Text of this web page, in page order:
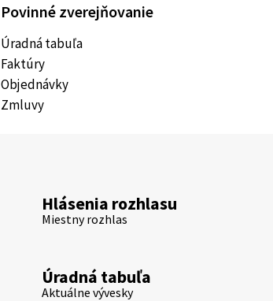
Povinné zverejňovanie
Úradná tabuľa
Faktúry
Objednávky
Zmluvy
Hlásenia rozhlasu
Miestny rozhlas
Úradná tabuľa
Aktuálne vývesky